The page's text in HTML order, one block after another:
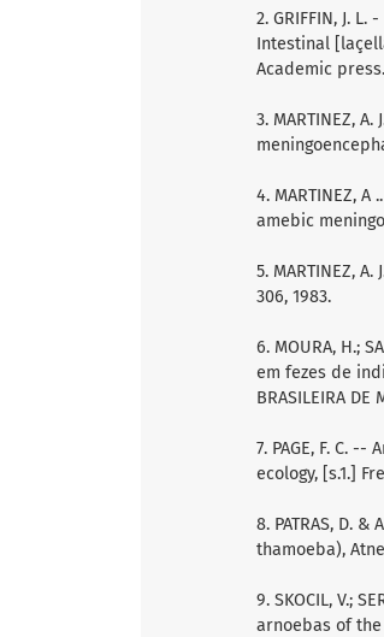
2. GRIFFIN, J.
Intestinal
Academic
3. MARTINEZ,
4. MARTINEZ, A
amebic
5. MARTINEZ,
306, 1983.
6. MOURA, H.;
em fezes de
BRASILEIRA DE
7. PAGE, F. C.
ecology, [s.1.]
8. PATRAS, D.
thamoeba),
9. SKOCIL, V.;
arnoebas of